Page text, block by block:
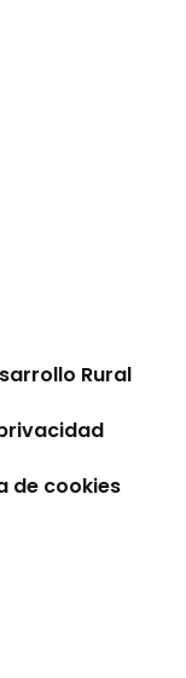
Rural
de cookies